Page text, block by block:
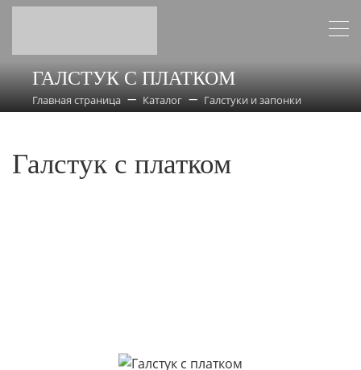
ГАЛСТУК С ПЛАТКОМ
Главная страница Каталог Галстуки и запонки
Галстук с платком